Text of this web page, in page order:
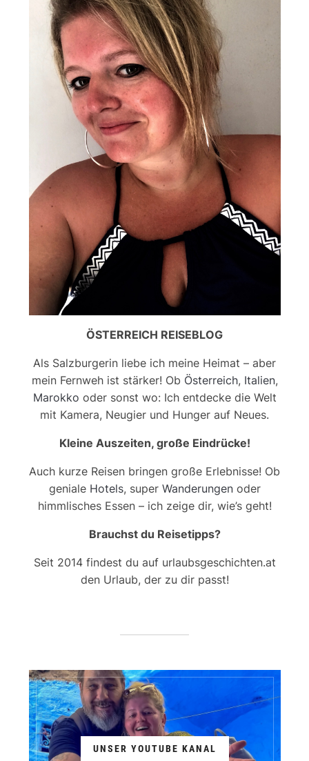
ÖSTERREICH REISEBLOG
Als Salzburgerin liebe ich meine Heimat – aber
mein Fernweh ist stärker! Ob Österreich, Italien,
Marokko oder sonst wo: Ich entdecke die Welt
mit Kamera, Neugier und Hunger auf Neues.
Kleine Auszeiten, große Eindrücke!
Auch kurze Reisen bringen große Erlebnisse! Ob
geniale Hotels, super Wanderungenoder
himmlisches Essen – ich zeige dir, wie’s geht!
Brauchst du Reisetipps?
Seit 2014 findest du auf urlaubsgeschichten.at
den Urlaub, der zu dir passt!
UNSER YOUTUBE KANAL